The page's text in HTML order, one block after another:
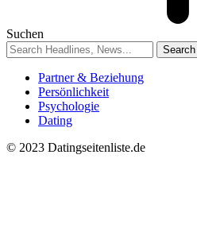
Suchen
Partner & Beziehung
Persönlichkeit
Psychologie
Dating
© 2023 Datingseitenliste.de